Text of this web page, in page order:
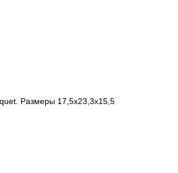
Размеры 17,5х23,3х15,5